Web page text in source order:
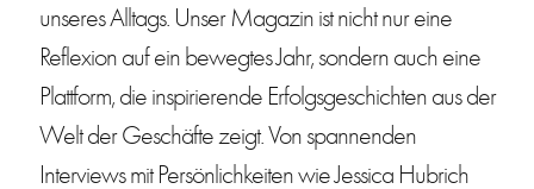
unseres Alltags. Unser Magazin ist nicht nur eine
Reflexion auf ein bewegtes Jahr, sondern auch eine
Plattform, die inspirierende Erfolgsgeschichten aus der
Welt der Geschäfte zeigt. Von spannenden
Interviews mit Persönlichkeiten wie Jessica Hubrich